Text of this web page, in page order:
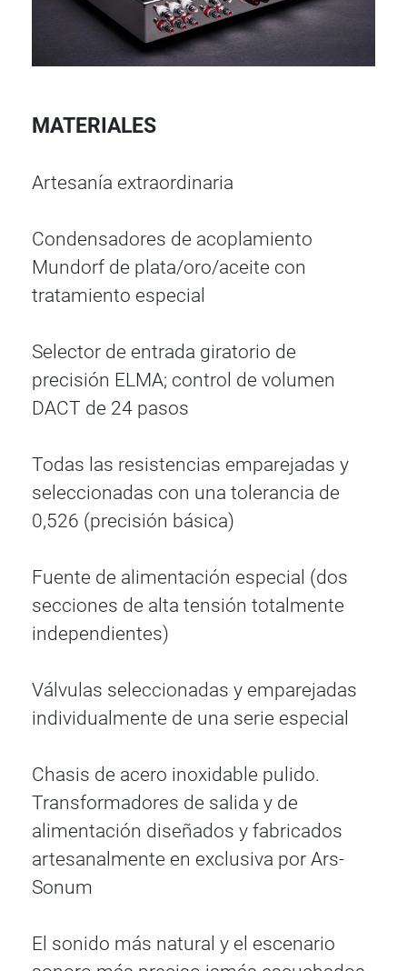
MATERIALES
Artesanía extraordinaria
Condensadores de acoplamiento
Mundorf de plata/oro/aceite con
tratamiento especial
Selector de entrada giratorio de
precisión ELMA; control de volumen
DACT de 24 pasos
Todas las resistencias emparejadas y
seleccionadas con una tolerancia de
0,526 (precisión básica)
Fuente de alimentación especial (dos
secciones de alta tensión totalmente
independientes)
Válvulas seleccionadas y emparejadas
individualmente de una serie especial
Chasis de acero inoxidable pulido.
Transformadores de salida y de
alimentación diseñados y fabricados
artesanalmente en exclusiva por Ars-
Sonum
El sonido más natural y el escenario